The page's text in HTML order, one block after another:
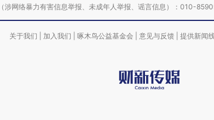
涉网络暴力有害信息举报、未成年人举报、谣言信息）：010-
关于我们 加入我们 啄木鸟公益基金会 意见与反馈 提供新闻